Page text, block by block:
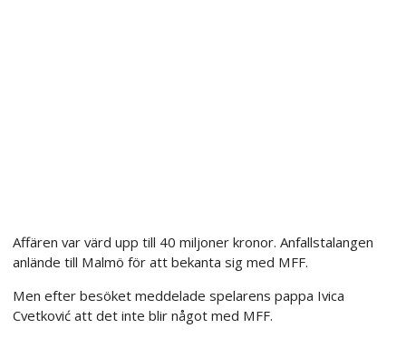
Affären var värd upp till 40 miljoner kronor. Anfallstalangen
anlände till Malmö för att bekanta sig med MFF.
Men efter besöket meddelade spelarens pappa Ivica
Cvetković att det inte blir något med MFF.